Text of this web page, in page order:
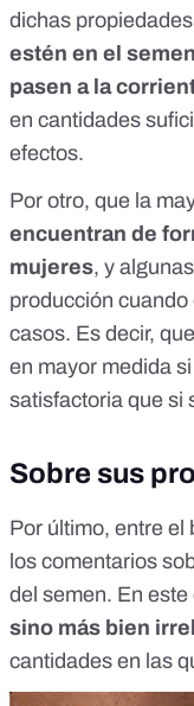
dichas
estén en el
pasen a la
en cantidades
efectos.
Por otro, que la
encuentran de
mujeres, y
producción
casos. Es decir,
en mayor medida
satisfactoria que si
Sobre sus
Por último, entre el
los comentarios
del semen. En este
sino más bien
cantidades en las